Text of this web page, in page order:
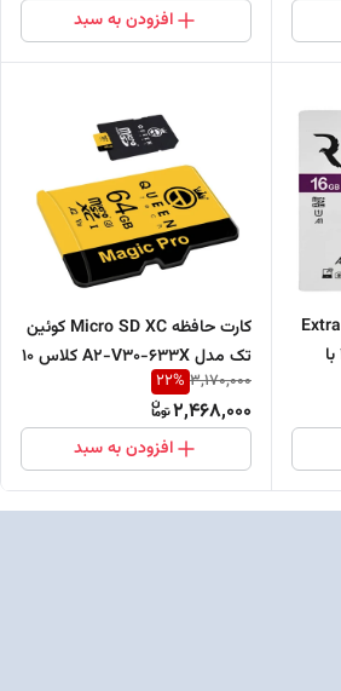
همراه آداپتور SDافزودن به سبد
مموری کارت ریووکس مدل Extra
Smart U1 A1 ظرفیت 16GB با
کارت حافظه Micro SD XC کوئین
تک مدل A2-V30-633X کلاس 10
همراه آداپتور SD
3,170,000
22%
2,468,000
افزودن به سبد